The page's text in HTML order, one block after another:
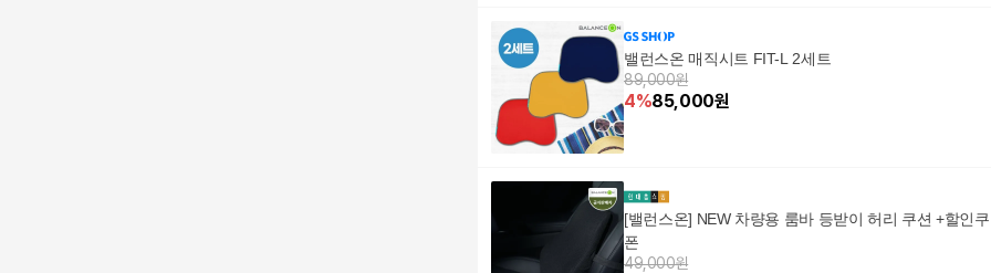
밸런스온 매직시트 FIT-L 2세트
89,000원
4%85,000원
[밸런스온] NEW 차량용 룸바 등받이 허리 쿠션 +할인쿠
폰
49,000원